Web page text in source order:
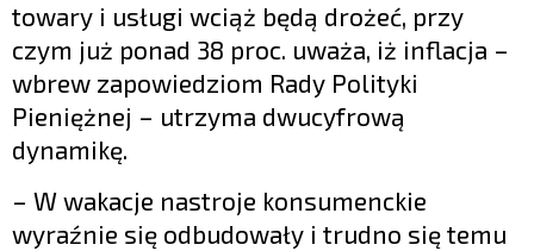
towary i usługi wciąż będą drożeć, przy
czym już ponad 38 proc. uważa, iż inflacja –
wbrew zapowiedziom Rady Polityki
Pieniężnej – utrzyma dwucyfrową
dynamikę.
– W wakacje nastroje konsumenckie
wyraźnie się odbudowały i trudno się temu